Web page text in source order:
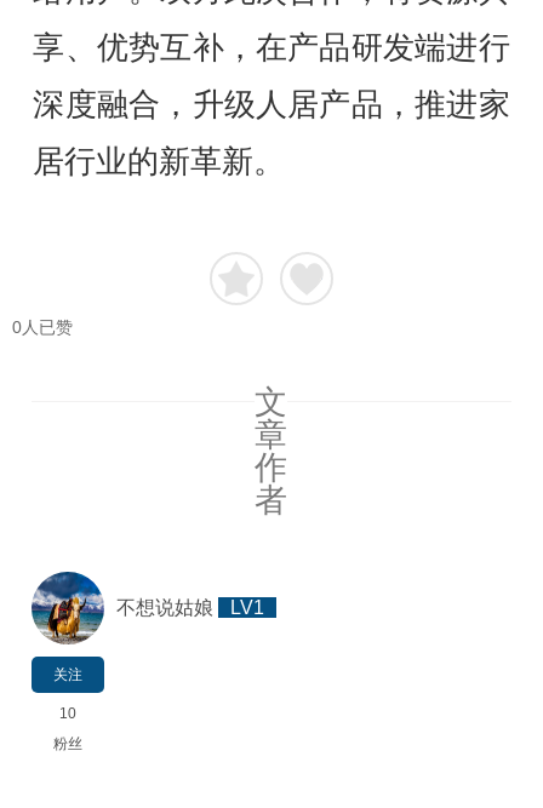
享、优势互补，在产品研发端进行
深度融合，升级人居产品，推进家
居行业的新革新。
0人已赞
文
章
作
者
关注
10
粉丝
不想说姑娘 LV1